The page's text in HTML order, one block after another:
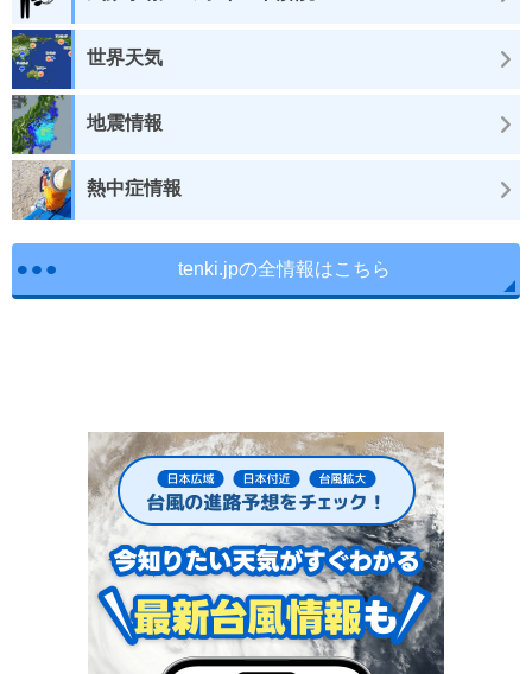
世界天気
地震情報
熱中症情報
tenki.jpの全情報はこちら